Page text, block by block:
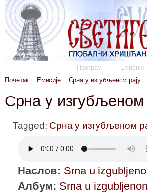
Програм Емисије
Почетак :: Емисије :: Срна у изгубљеном рају
Срна у изгубљеном
Tagged: Срна у изгубљеном
Наслов: Srna u
Албум: Srna u